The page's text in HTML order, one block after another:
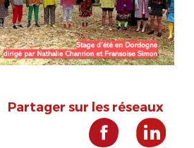
Partager sur les réseaux